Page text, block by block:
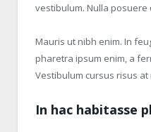
vestibulum. Nulla posuere
Mauris ut nibh enim. In
pharetra ipsum enim, a
Vestibulum cursus risus
In hac habitasse